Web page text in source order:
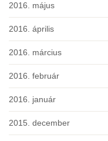
2016. május
2016. április
2016. március
2016. február
2016. január
2015. december